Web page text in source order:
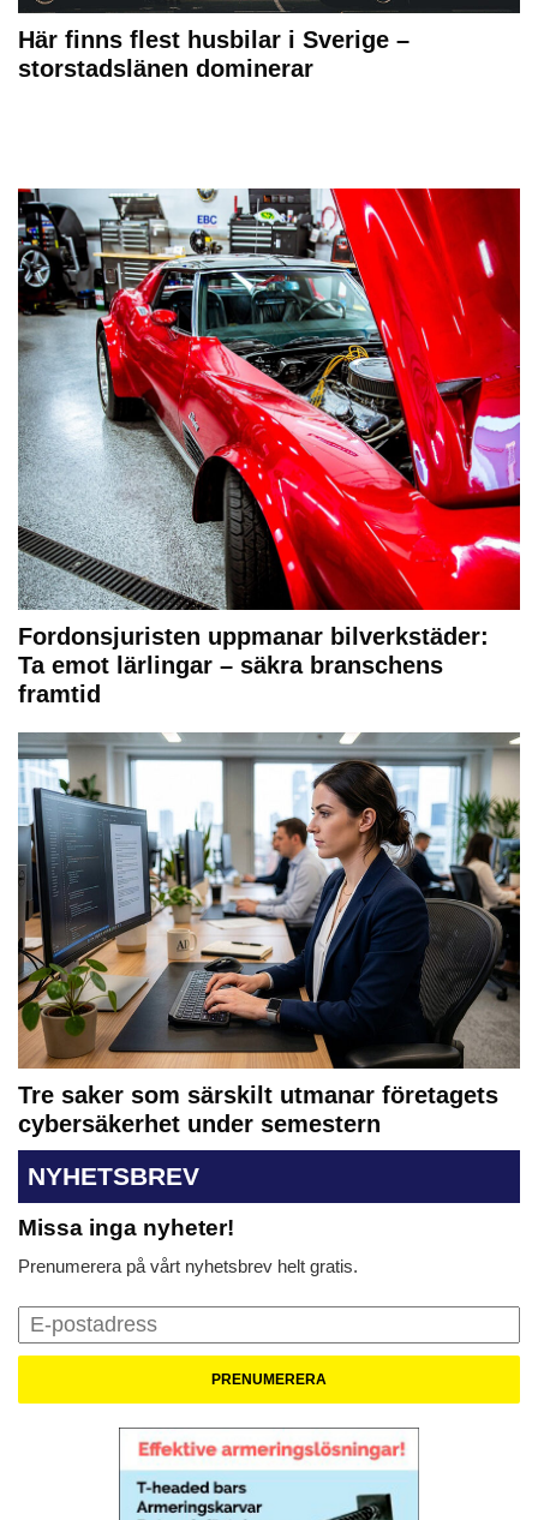
Här finns flest husbilar i Sverige –
storstadslänen dominerar
Fordonsjuristen uppmanar bilverkstäder:
Ta emot lärlingar – säkra branschens
framtid
Tre saker som särskilt utmanar företagets
cybersäkerhet under semestern
NYHETSBREV
Missa inga nyheter!
Prenumerera på vårt nyhetsbrev helt gratis.